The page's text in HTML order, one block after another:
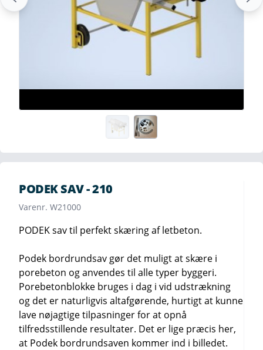
PODEK SAV - 210
Varenr. W21000
PODEK sav til perfekt skæring af letbeton.
Podek bordrundsav gør det muligt at skære i
porebeton og anvendes til alle typer byggeri.
Porebetonblokke bruges i dag i vid udstrækning
og det er naturligvis altafgørende, hurtigt at kunne
lave nøjagtige tilpasninger for at opnå
tilfredsstillende resultater. Det er lige præcis her,
at Podek bordrundsaven kommer ind i billedet.